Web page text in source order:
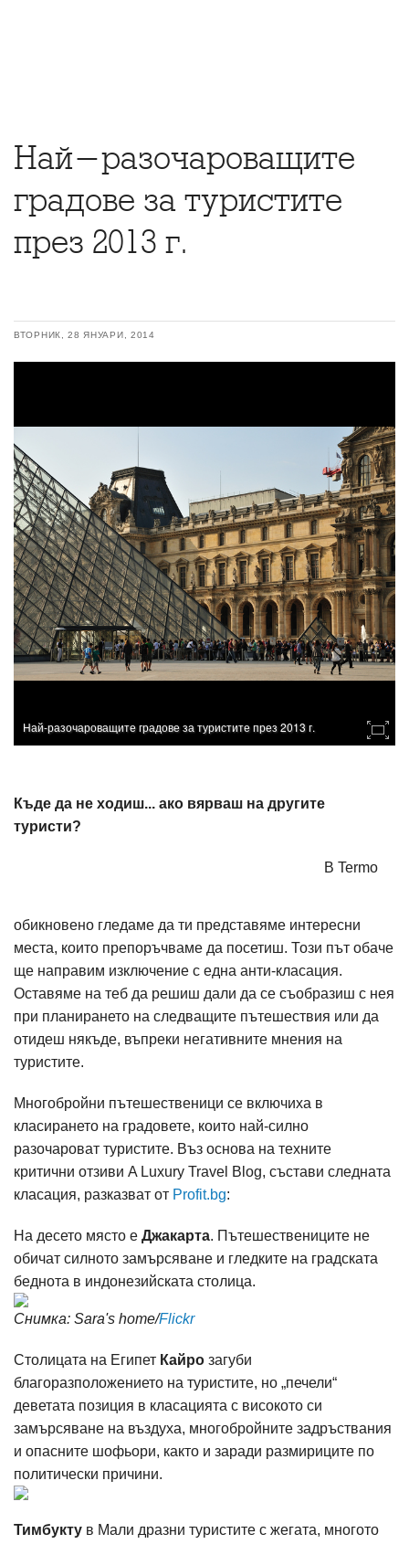
Най-разочароващите
градове за туристите
през 2013 г.
ВТОРНИК, 28 ЯНУАРИ, 2014
Най-разочароващите градове за туристите през 2013 г.
Къде да не ходиш... ако вярваш на другите
туристи?
В Termo
обикновено гледаме да ти представяме интересни
места, които препоръчваме да посетиш. Този път обаче
ще направим изключение с една анти-класация.
Оставяме на теб да решиш дали да се съобразиш с нея
при планирането на следващите пътешествия или да
отидеш някъде, въпреки негативните мнения на
туристите.
Многобройни пътешественици се включиха в
класирането на градовете, които най-силно
разочароват туристите. Въз основа на техните
критични отзиви A Luxury Travel Blog, състави следната
класация, разказват от Profit.bg:
На десето място е Джакарта. Пътешествениците не
обичат силното замърсяване и гледките на градската
беднота в индонезийската столица.
Снимка: Sara's home/Flickr
Столицата на Египет Кайро загуби
благоразположението на туристите, но „печели“
деветата позиция в класацията с високото си
замърсяване на въздуха, многобройните задръствания
и опасните шофьори, както и заради размириците по
политически причини.
Тимбукту в Мали дразни туристите с жегата, многото